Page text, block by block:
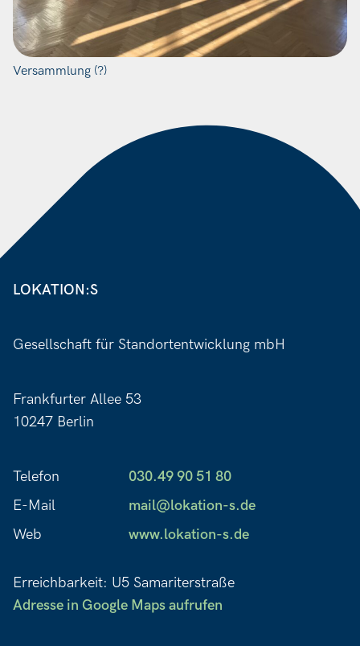
Versammlung (?)
LOKATION:S
Gesellschaft für Standortentwicklung mbH
Frankfurter Allee 53
10247 Berlin
Telefon
030.49 90 51 80
E-Mail
mail@lokation-s.de
Web
www.lokation-s.de
Erreichbarkeit: U5 Samariterstraße
Adresse in Google Maps aufrufen